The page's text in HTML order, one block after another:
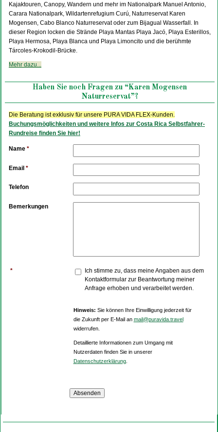
Kajaktouren, Canopy, Wandern und mehr im Nationalpark Manuel Antonio,
Carara Nationalpark, Wildartenrefugium Curú, Naturreservat Karen
Mogensen, Cabo Blanco Naturreservat oder zum Bijagual Wasserfall. In
dieser Region locken die Strände Playa Mantas Playa Jacó, Playa Esterillos,
Playa Hermosa, Playa Blanca und Playa Limoncito und die berühmte
Tárcoles-Krokodil-Brücke.
Mehr dazu...
Haben Sie noch Fragen zu “Karen Mogensen
Naturreservat”?
Die Beratung ist exklusiv für unsere PURA VIDA FLEX-Kunden.
Buchungsmöglichkeiten und weitere Infos zur Costa Rica Selbstfahrer-
Rundreise finden Sie hier!
Name *
Email *
Telefon
Bemerkungen
*
Ich stimme zu, dass meine Angaben aus dem
Kontaktformular zur Beantwortung meiner
Anfrage erhoben und verarbeitet werden.
Hinweis: Sie können Ihre Einwilligung jederzeit für
die Zukunft per E-Mail an mail@puravida.travel
widerrufen.
Detaillierte Informationen zum Umgang mit
Nutzerdaten finden Sie in unserer
Datenschutzerklärung.